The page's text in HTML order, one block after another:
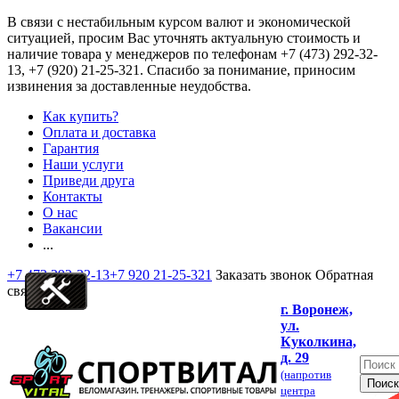
В связи с нестабильным курсом валют и экономической
ситуацией, просим Вас уточнять актуальную стоимость и
наличие товара у менеджеров по телефонам +7 (473) 292-32-
13, +7 (920) 21-25-321 . Спасибо за понимание, приносим
извинения за доставленные неудобства.
Как купить?
Оплата и доставка
Гарантия
Наши услуги
Приведи друга
Контакты
О нас
Вакансии
...
+7 473 292-32-13+7 920 21-25-321 Заказать звонок Обратная
связь
г. Воронеж,
ул.
Куколкина,
д. 29
(напротив
центра